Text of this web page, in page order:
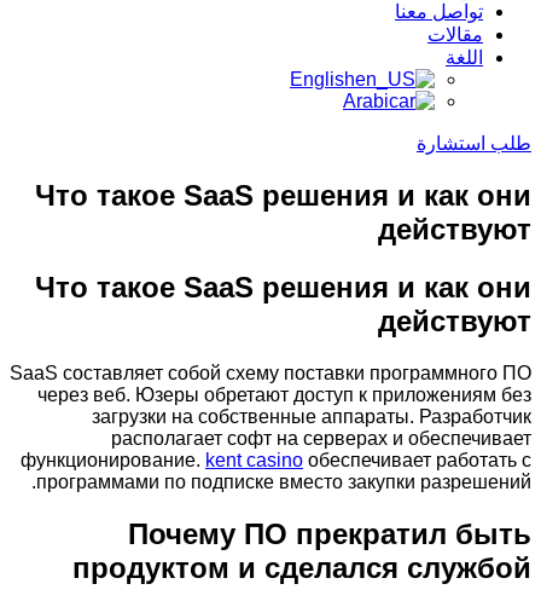
تواصل معنا
مقالات
اللغة
English
Arabic
طلب استشارة
Что такое SaaS решения и как они
действуют
Что такое SaaS решения и как они
действуют
SaaS составляет собой схему поставки программного ПО
через веб. Юзеры обретают доступ к приложениям без
загрузки на собственные аппараты. Разработчик
располагает софт на серверах и обеспечивает
функционирование. kent casino обеспечивает работать с
программами по подписке вместо закупки разрешений.
Почему ПО прекратил быть
продуктом и сделался службой